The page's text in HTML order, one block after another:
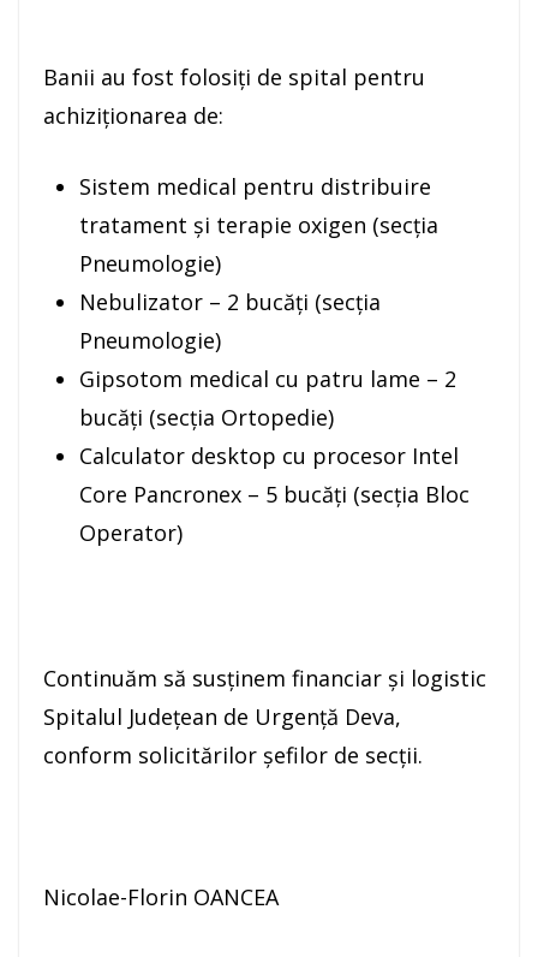
Banii au fost folosiți de spital pentru
achiziționarea de:
Sistem medical pentru distribuire
tratament și terapie oxigen (secția
Pneumologie)
Nebulizator – 2 bucăți (secția
Pneumologie)
Gipsotom medical cu patru lame – 2
bucăți (secția Ortopedie)
Calculator desktop cu procesor Intel
Core Pancronex – 5 bucăți (secția Bloc
Operator)
Continuăm să susţinem financiar și logistic
Spitalul Judeţean de Urgenţă Deva,
conform solicitărilor şefilor de secţii.
Nicolae-Florin OANCEA